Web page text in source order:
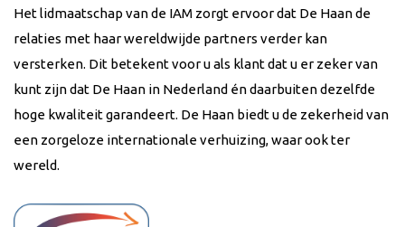
Het lidmaatschap van de IAM zorgt ervoor dat De Haan de
relaties met haar wereldwijde partners verder kan
versterken. Dit betekent voor u als klant dat u er zeker van
kunt zijn dat De Haan in Nederland én daarbuiten dezelfde
hoge kwaliteit garandeert. De Haan biedt u de zekerheid van
een zorgeloze internationale verhuizing, waar ook ter
wereld.